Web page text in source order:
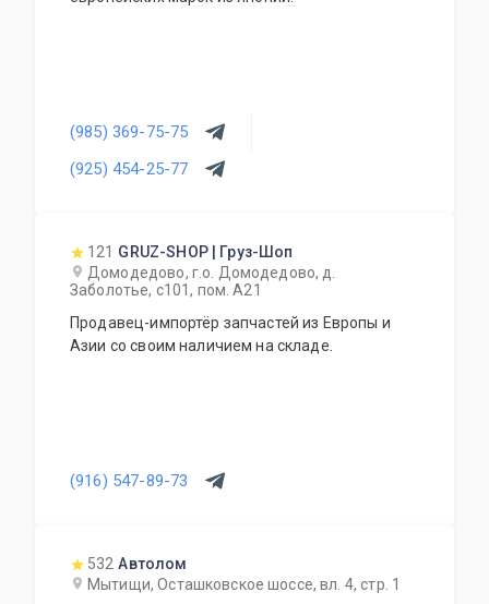
(985) 369-75-75
(925) 454-25-77
121 GRUZ-SHOP | Груз-Шоп
Домодедово, г.о. Домодедово, д.
Заболотье, с101, пом. А21
Продавец-импортёр запчастей из Европы и
Азии со своим наличием на складе.
(916) 547-89-73
532 Автолом
Мытищи, Осташковское шоссе, вл. 4, стр. 1